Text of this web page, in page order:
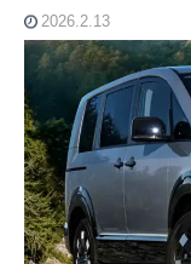
2026.2.13